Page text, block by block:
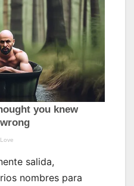
salida,
nombres para